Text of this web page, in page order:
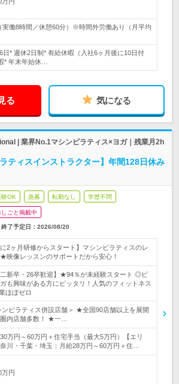
実働8時間／休憩60分）※時間外労働あり（月平均
日* 週休2日制* 有給休暇（入社6ヶ月後に10日付
* 年末年始休…
る 気になる
| 業界No.1マシンピラティス×ヨガ｜残業月2h
ィスインストラクター】年間128日休み
OK 急募 転勤なし 学歴不問
ごと掲載中
終了予定日： 2026/08/20
に2ヶ月研修からスタート】マシンピラティスのレ
映像レッスンのサポートだから安心！
二新卒・26卒歓迎】★94％が未経験スタート ◎ピ
も興味がある方にピッタリ！人気のフィットネス
ほぼゼロ
ンピラティス併設店舗＞ ★全国90店舗以上を展開
内店舗多数！ ★一…
30万円～60万円＋住宅手当（最大5万円）【エリ
川・千葉・埼玉：月給28万円～60万円＋住…
万円